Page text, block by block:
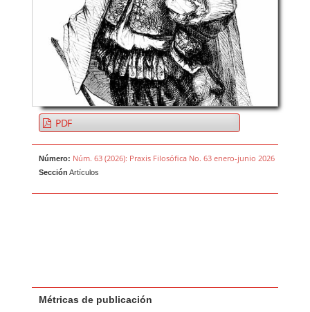
PDF
Número: Núm. 63 (2026): Praxis Filosófica No. 63 enero-junio 2026
Sección Artículos
Métricas de publicación